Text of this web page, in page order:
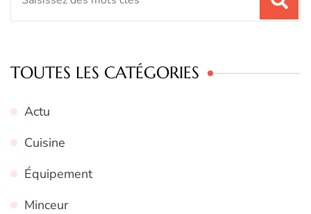
TOUTES LES CATÉGORIES
Actu
Cuisine
Équipement
Minceur